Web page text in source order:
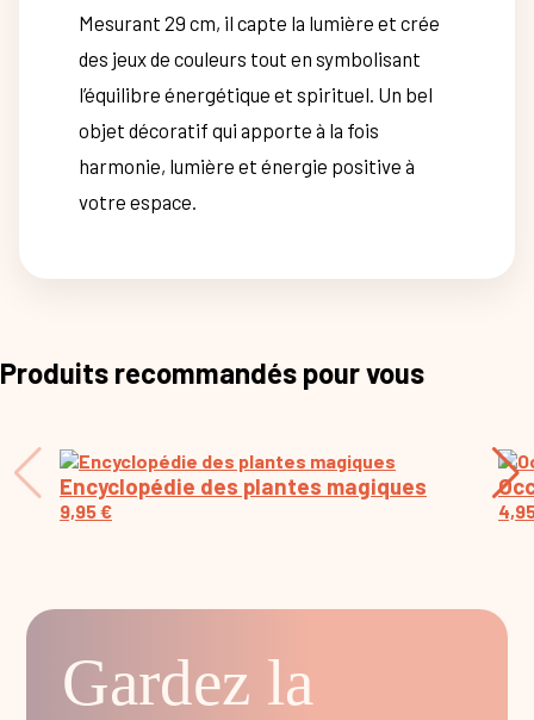
Mesurant 29 cm, il capte la lumière et crée
des jeux de couleurs tout en symbolisant
l’équilibre énergétique et spirituel. Un bel
objet décoratif qui apporte à la fois
harmonie, lumière et énergie positive à
votre espace.
Produits recommandés pour vous
Encyclopédie des plantes magiques
9,95€
Gardez la